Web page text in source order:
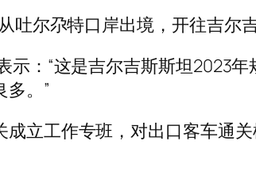
尔尕特口岸出境，开往吉尔
示：“这是吉尔吉斯斯坦2023
。”
立工作专班，对出口客车通